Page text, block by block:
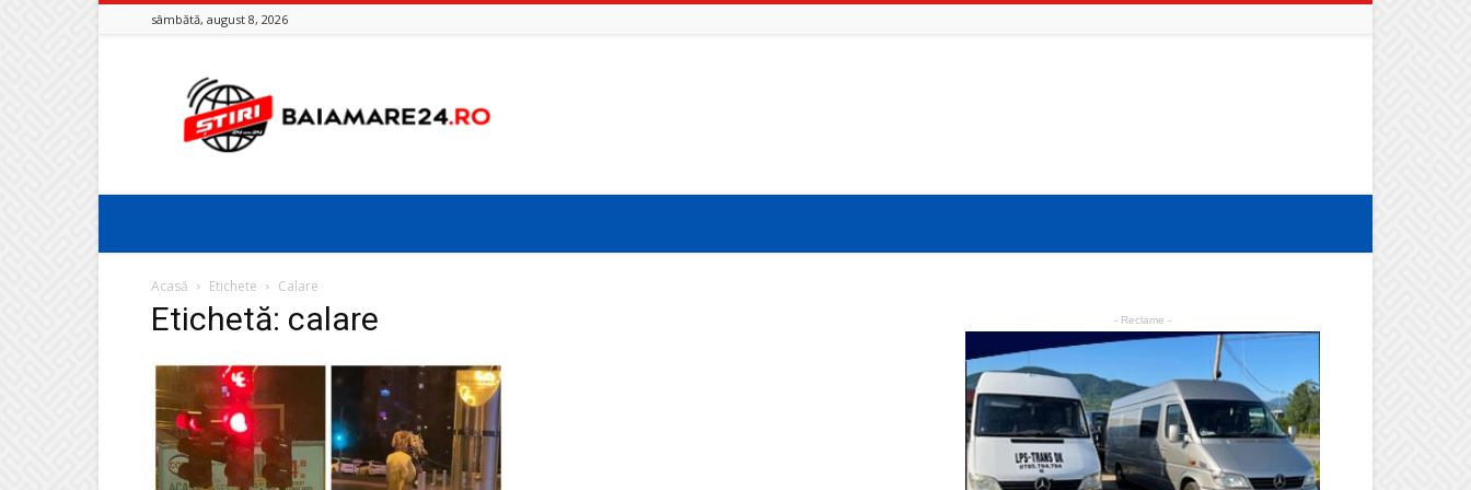
sâmbătă, august 8, 2026
Baia
Mare
24
Acasă Etichete Calare
Etichetă: calare - Reclame -